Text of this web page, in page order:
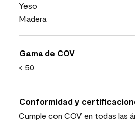
Yeso
Madera
Gama de COV
< 50
Conformidad y
Cumple con COV en todas las